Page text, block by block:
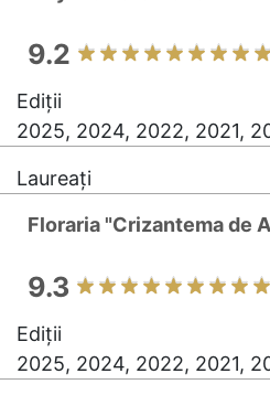
9.2
Ediții
2025, 2024, 2022, 2021,
Laureați
Floraria "Crizantema de
9.3
Ediții
2025, 2024, 2022, 2021,